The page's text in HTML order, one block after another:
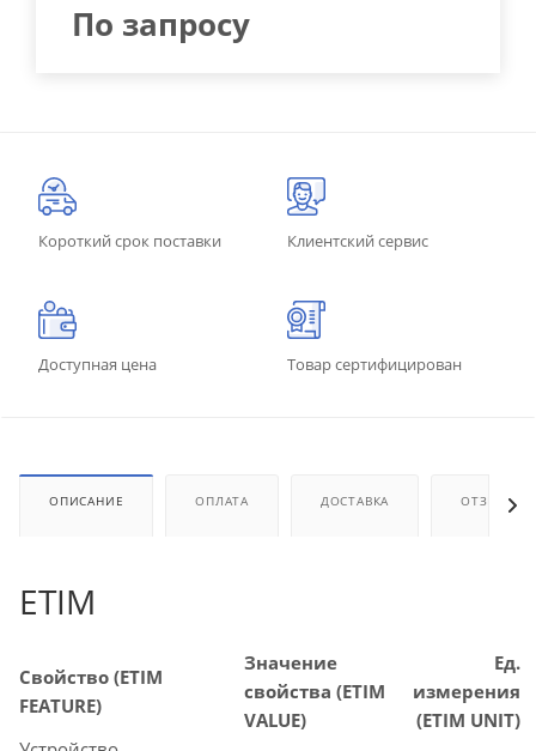
По запросу
Короткий срок поставки Клиентский сервис
Доступная цена Товар сертифицирован
ОПИСАНИЕ ОПЛАТА ДОСТАВКА ОТЗЫВЫ
ETIM
Свойство (ETIM
FEATURE)
Значение
свойства (ETIM
VALUE)
Ед.
измерения
(ETIM UNIT)